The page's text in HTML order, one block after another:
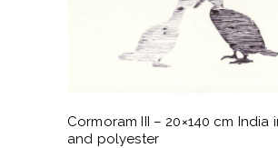
Cormoram III – 20×140 cm India
and polyester